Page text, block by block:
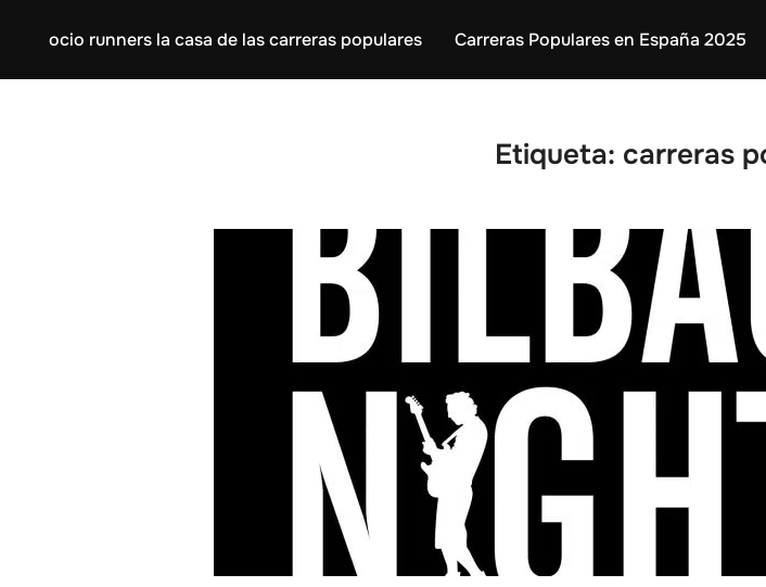
ocio runners la casa de las carreras populares Carreras Populares en España 2025
Etiqueta: carreras